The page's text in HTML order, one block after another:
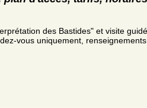
des Bastides" et visite
vous uniquement,